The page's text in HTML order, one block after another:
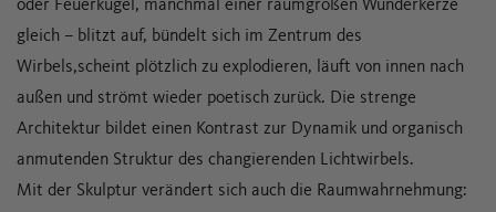
oder Feuerkugel, manchmal einer raumgroßen Wunderkerze
gleich – blitzt auf, bündelt sich im Zentrum des
Wirbels,scheint plötzlich zu explodieren, läuft von innen nach
außen und strömt wieder poetisch zurück. Die strenge
Architektur bildet einen Kontrast zur Dynamik und organisch
anmutenden Struktur des changierenden Lichtwirbels.
Mit der Skulptur verändert sich auch die Raumwahrnehmung: